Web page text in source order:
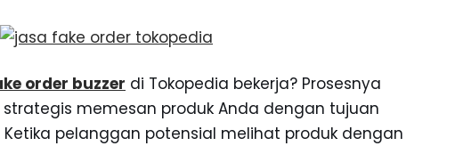
order buzzer di Tokopedia bekerja? Prosesnya
memesan produk Anda dengan tujuan
pelanggan potensial melihat produk dengan